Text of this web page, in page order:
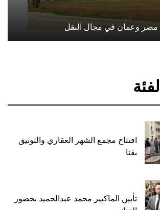
مصر وعمان في مجال النقل
افتتاح مجمع الشهر العقاري والتوثيق
بقنا
تأبين الماكيير محمد عبدالحميد بحضور